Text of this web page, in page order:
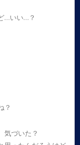
…いい…？
？
気づいた？